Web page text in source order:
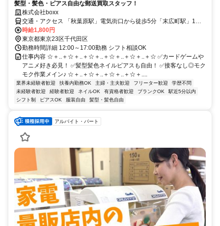
髪型・髪色・ピアス自由な郵送買取スタッフ！
株式会社boxx
交通・アクセス 「秋葉原駅」電気街口から徒歩5分「末広町駅」1番
出口から徒歩2分
時給1,800円
東京都東京23区千代田区
勤務時間詳細 12:00～17:00勤務 シフト相談OK
仕事内容 ☆＋..＋☆＋..＋☆＋..＋☆＋..＋☆＋..＋☆ ✅カードゲームや
アニメ好き必見！ ✅髪型髪色ネイルピアスも自由！ ✅接客なし◎モク
モク作業メイン♪ ☆＋..＋☆＋..＋☆＋..＋☆＋....
業界未経験者歓迎 扶養内勤務OK 主婦・主夫歓迎 フリーター歓迎
学歴不問
未経験者歓迎
経験者歓迎 ネイルOK 有資格者歓迎 ブランクOK
駅近5分以内
シフト制
ピアスOK 服装自由 髪型・髪色自由
アルバイト・パート